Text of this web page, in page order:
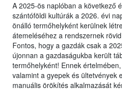
A 2025-ös naplóban a következő
szántóföldi kultúrák a 2026. évi
önálló termőhelyként kerülnek
átemeléséhez a rendszernek
Fontos, hogy a gazdák csak a
újonnan a gazdaságukba került
termőhelyként! Ennek
valamint a gyepek és ültetvények
manuális örökítés alkalmazását